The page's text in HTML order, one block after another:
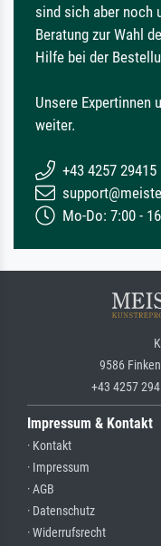
sind sich aber noch
Beratung zur Wahl
Hilfe bei der
Unsere Expertinnen
weiter.
+43 4257 29415
Mo-Do: 7:00 -
9586
+43 4257
Impressum & Kontakt
· Kontakt
· Impressum
· AGB
· Datenschutz
· Widerrufsrecht